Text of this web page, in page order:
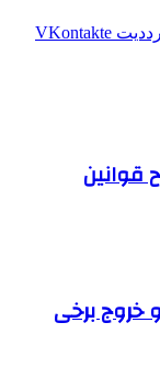
‫رددیت ‫VKontakte
قوانین
خروج برخی